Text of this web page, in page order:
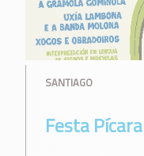
SANTIAGO
Festa